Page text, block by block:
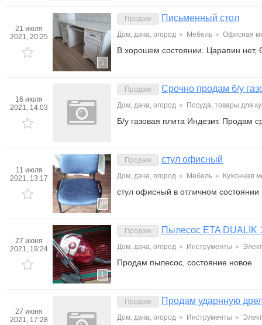
21 июля
2021, 20:25
3
Продам Письменный стол
Дом, дача, огород » Мебель » Офисная
В хорошем состоянии. Царапин нет,
16 июля
2021, 14:03
Продам Срочно продам б/у
Дом, дача, огород » Посуда, товары для
Б/у газовая плита Индезит. Продам
11 июля
2021, 13:17
1
Продам стул офисный
Дом, дача, огород » Мебель » Кухонная
стул офисный в отличном состоянии
27 июня
2021, 19:24
1
Продам Пылесос ETA DUALIK
Дом, дача, огород » Инструменты »
Продам пылесос, состояние новое
27 июня
2021, 17:28
Продам Продам ударнную
Дом, дача, огород » Инструменты »